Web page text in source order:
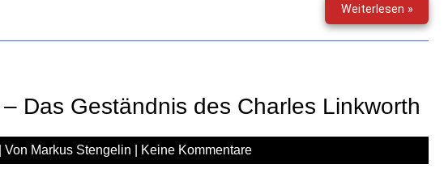
Weiterlesen »
(67)
Das Geständnis des Charles Linkworth
| Von Markus Stengelin Keine Kommentare